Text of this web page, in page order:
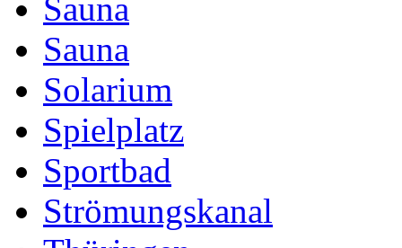
Sauna
Sauna
Solarium
Spielplatz
Sportbad
Strömungskanal